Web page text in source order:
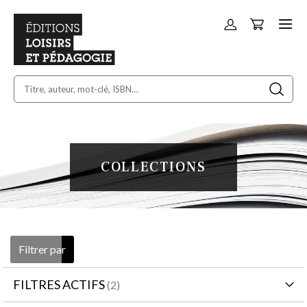
Allez
Panier
COLLECTIONS
Filtrer par
FILTRES ACTIFS